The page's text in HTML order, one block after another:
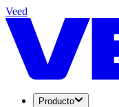
Veed
Producto